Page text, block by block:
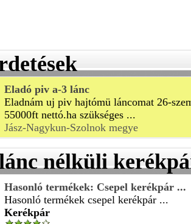
Eladó piv a-3 lánc
Eladnám uj piv hajtómü láncomat 26-
55000ft nettó.ha szükséges ...
Jász-Nagykun-Szolnok megye
nélküli
Hasonló termékek: Csepel kerékpár ...
Hasonló termékek csepel kerékpár ...
Kerékpár